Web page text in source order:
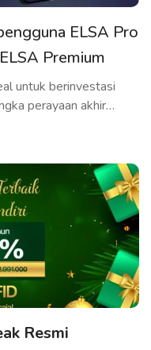
ELSA Pro
Premium
untuk berinvestasi
perayaan akhir
upgrade
yang telah
ke ELSA
ưu đãi yang belum
eksklusif khusus untuk
Resmi